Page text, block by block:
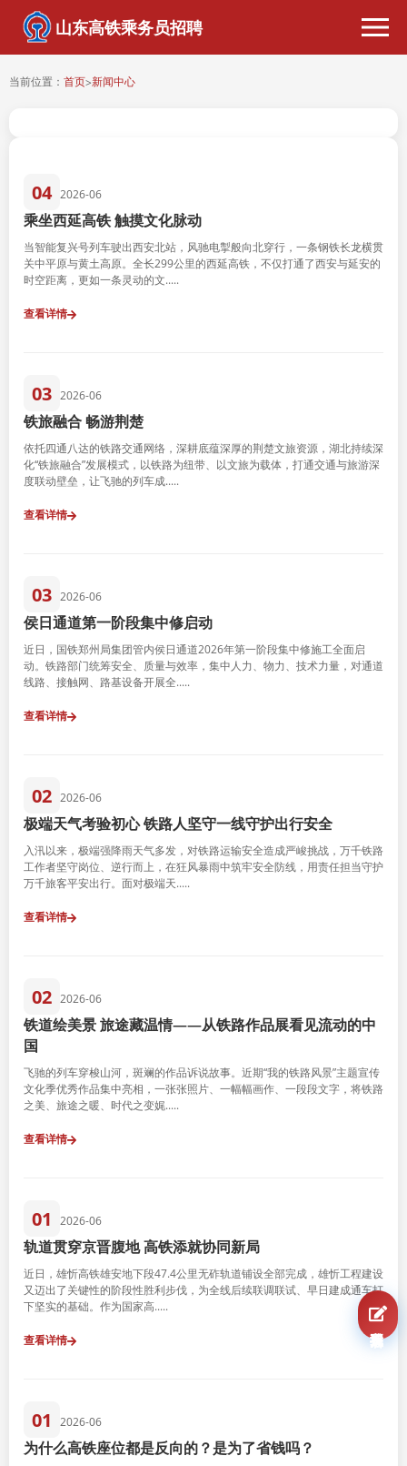
山东高铁乘务员招聘
当前位置： 首页>新闻中心
04 2026-06
乘坐西延高铁 触摸文化脉动
当智能复兴号列车驶出西安北站，风驰电掣般向北穿行，一条钢铁长龙横贯
关中平原与黄土高原。全长299公里的西延高铁，不仅打通了西安与延安的
时空距离，更如一条灵动的文.....
查看详情
03 2026-06
铁旅融合 畅游荆楚
依托四通八达的铁路交通网络，深耕底蕴深厚的荆楚文旅资源，湖北持续深
化“铁旅融合”发展模式，以铁路为纽带、以文旅为载体，打通交通与旅游深
度联动壁垒，让飞驰的列车成.....
查看详情
03 2026-06
侯日通道第一阶段集中修启动
近日，国铁郑州局集团管内侯日通道2026年第一阶段集中修施工全面启
动。铁路部门统筹安全、质量与效率，集中人力、物力、技术力量，对通道
线路、接触网、路基设备开展全.....
查看详情
02 2026-06
极端天气考验初心 铁路人坚守一线守护出行安全
入汛以来，极端强降雨天气多发，对铁路运输安全造成严峻挑战，万千铁路
工作者坚守岗位、逆行而上，在狂风暴雨中筑牢安全防线，用责任担当守护
万千旅客平安出行。面对极端天.....
查看详情
02 2026-06
铁道绘美景 旅途藏温情——从铁路作品展看见流动的中
国
飞驰的列车穿梭山河，斑斓的作品诉说故事。近期“我的铁路风景”主题宣传
文化季优秀作品集中亮相，一张张照片、一幅幅画作、一段段文字，将铁路
之美、旅途之暖、时代之变娓.....
查看详情
01 2026-06
轨道贯穿京晋腹地 高铁添就协同新局
近日，雄忻高铁雄安地下段47.4公里无砟轨道铺设全部完成，雄忻工程建设
又迈出了关键性的阶段性胜利步伐，为全线后续联调联试、早日建成通车打
下坚实的基础。作为国家高.....
查看详情
01 2026-06
为什么高铁座位都是反向的？是为了省钱吗？
我要报名